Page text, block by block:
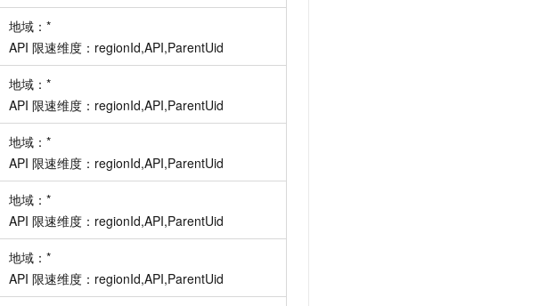
地域： *
API 限速维度： regionId,API,ParentUid
地域： *
API 限速维度： regionId,API,ParentUid
地域： *
API 限速维度： regionId,API,ParentUid
地域： *
API 限速维度： regionId,API,ParentUid
地域： *
API 限速维度： regionId,API,ParentUid